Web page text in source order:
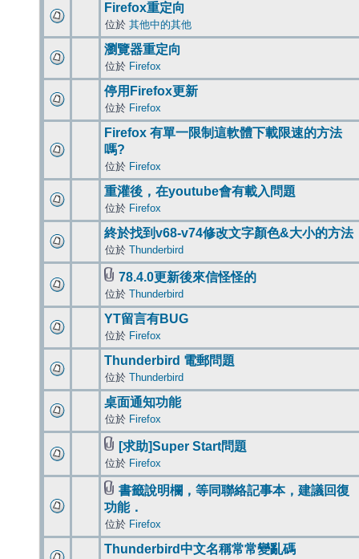
Firefox重定向
位於 其他中的其他
瀏覽器重定向
位於 Firefox
停用Firefox更新
位於 Firefox
Firefox 有單一限制這軟體下載限速的方法
嗎?
位於 Firefox
重灌後，在youtube會有載入問題
位於 Firefox
終於找到v68-v74修改文字顏色&大小的方法
位於 Thunderbird
78.4.0更新後來信怪怪的
位於 Thunderbird
YT留言有BUG
位於 Firefox
Thunderbird 電郵問題
位於 Thunderbird
桌面通知功能
位於 Firefox
[求助]Super Start問題
位於 Firefox
書籤說明欄，等同聯絡記事本，建議回復
功能．
位於 Firefox
Thunderbird中文名稱常常變亂碼